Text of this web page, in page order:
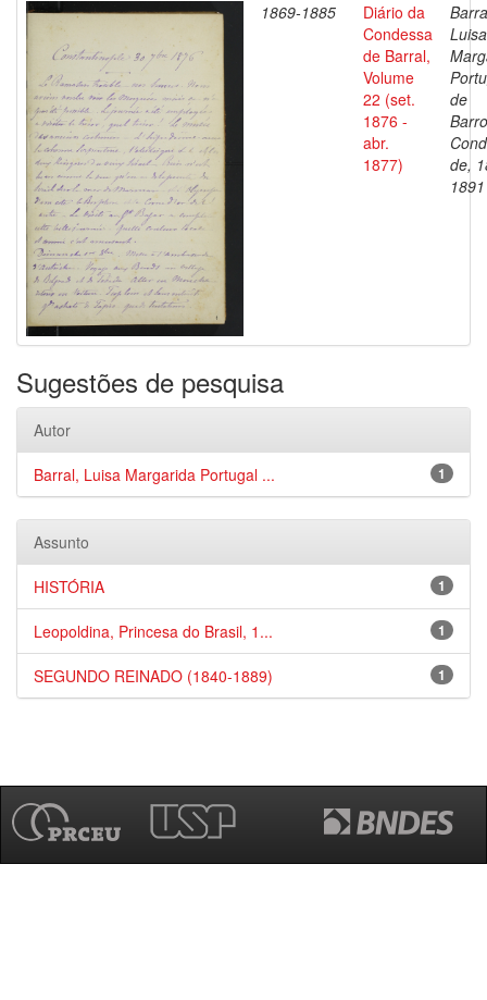
1869-1885
Diário da
Condessa
de Barral,
Volume
22 (set.
1876 -
abr.
1877)
Luisa
de
de,
1891
Sugestões de pesquisa
Autor
1
Barral, Luisa Margarida Portugal ...
Assunto
1
HISTÓRIA
1
Leopoldina, Princesa do Brasil, 1...
1
SEGUNDO REINADO (1840-1889)